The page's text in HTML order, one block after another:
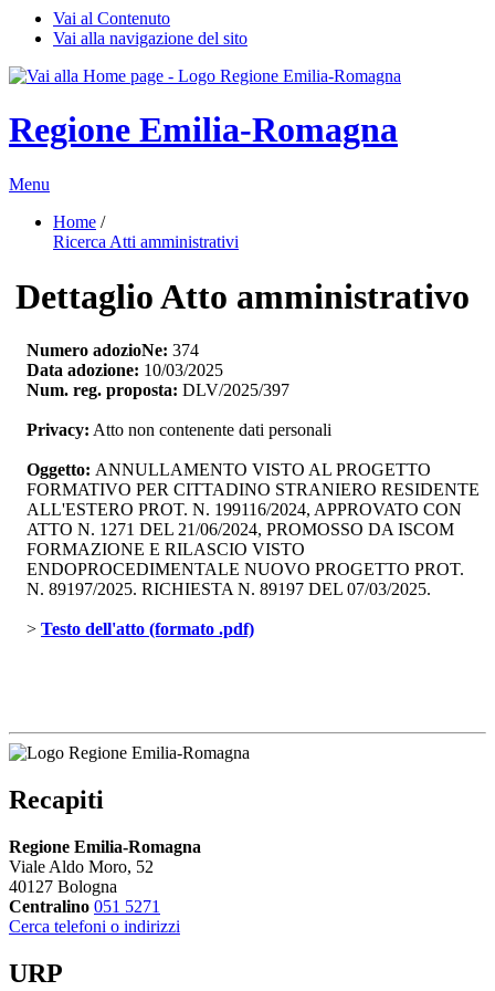
Vai al Contenuto
Vai alla navigazione del sito
Regione Emilia-Romagna
Menu
Home /
Ricerca Atti amministrativi
Dettaglio Atto amministrativo
Numero adozioNe: 374
Data adozione: 10/03/2025
Num. reg. proposta: DLV/2025/397
Privacy: Atto non contenente dati personali
Oggetto: ANNULLAMENTO VISTO AL PROGETTO
FORMATIVO PER CITTADINO STRANIERO RESIDENTE
ALL'ESTERO PROT. N. 199116/2024, APPROVATO CON
ATTO N. 1271 DEL 21/06/2024, PROMOSSO DA ISCOM
FORMAZIONE E RILASCIO VISTO
ENDOPROCEDIMENTALE NUOVO PROGETTO PROT.
N. 89197/2025. RICHIESTA N. 89197 DEL 07/03/2025.
> Testo dell'atto (formato .pdf)
Recapiti
Regione Emilia-Romagna
Viale Aldo Moro, 52
40127 Bologna
Centralino 051 5271
Cerca telefoni o indirizzi
URP